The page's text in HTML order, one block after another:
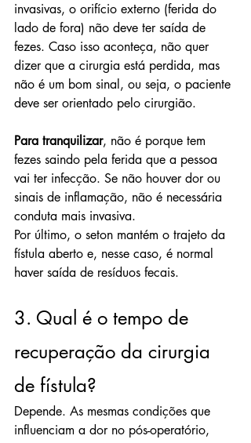
invasivas, o orifício externo (ferida do
lado de fora) não deve ter saída de
fezes. Caso isso aconteça, não quer
dizer que a cirurgia está perdida, mas
não é um bom sinal, ou seja, o paciente
deve ser orientado pelo cirurgião.
Para tranquilizar, não é porque tem
fezes saindo pela ferida que a pessoa
vai ter infecção. Se não houver dor ou
sinais de inflamação, não é necessária
conduta mais invasiva.
Por último, o seton mantém o trajeto da
fístula aberto e, nesse caso, é normal
haver saída de resíduos fecais.
3. Qual é o tempo de
recuperação da cirurgia
de fístula?
Depende. As mesmas condições que
influenciam a dor no pós-operatório,